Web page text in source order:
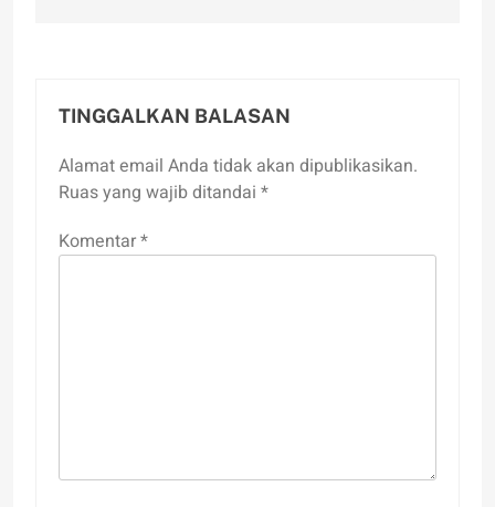
TINGGALKAN BALASAN
Alamat email Anda tidak akan dipublikasikan.
Ruas yang wajib ditandai *
Komentar*